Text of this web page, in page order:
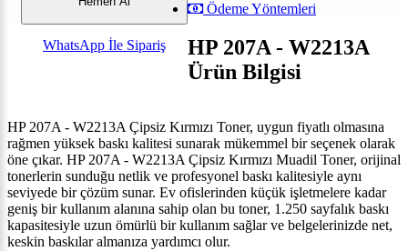
WhatsApp İle Sipariş
Ödeme Yöntemleri
HP 207A - W2213A
Ürün Bilgisi
HP 207A - W2213A Çipsiz Kırmızı Toner, uygun fiyatlı olmasına
rağmen yüksek baskı kalitesi sunarak mükemmel bir seçenek olarak
öne çıkar. HP 207A - W2213A Çipsiz Kırmızı Muadil Toner, orijinal
tonerlerin sunduğu netlik ve profesyonel baskı kalitesiyle aynı
seviyede bir çözüm sunar. Ev ofislerinden küçük işletmelere kadar
geniş bir kullanım alanına sahip olan bu toner, 1.250 sayfalık baskı
kapasitesiyle uzun ömürlü bir kullanım sağlar ve belgelerinizde net,
keskin baskılar almanıza yardımcı olur.